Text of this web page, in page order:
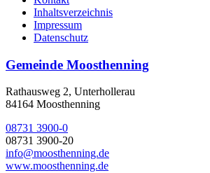
Inhaltsverzeichnis
Impressum
Datenschutz
Gemeinde Moosthenning
Rathausweg 2, Unterhollerau
84164 Moosthenning
08731 3900-0
08731 3900-20
info@moosthenning.de
www.moosthenning.de